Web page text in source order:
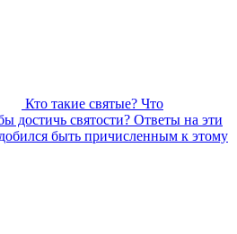
Кто такие святые? Что
достичь святости? Ответы на эти
быть причисленным к этому